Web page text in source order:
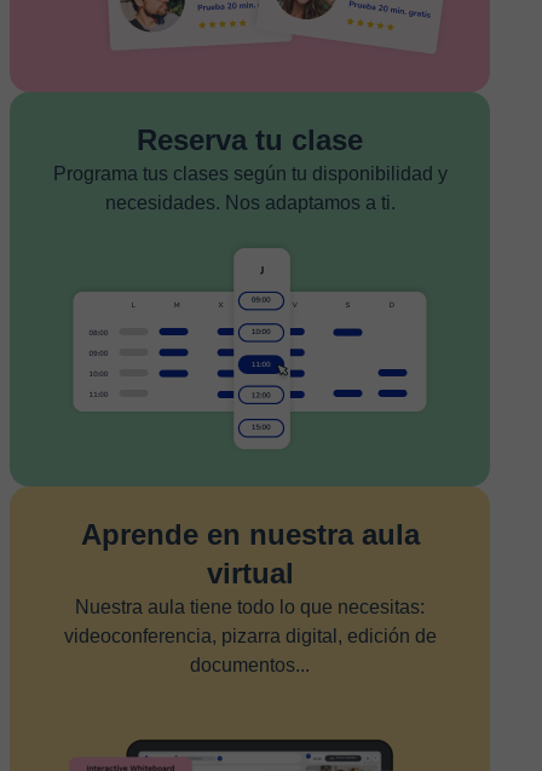
Reserva tu clase
Programa tus clases según tu disponibilidad y
necesidades. Nos adaptamos a ti.
Aprende en nuestra aula
virtual
Nuestra aula tiene todo lo que necesitas:
videoconferencia, pizarra digital, edición de
documentos...